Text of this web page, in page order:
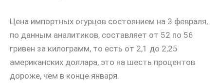
Цена импортных огурцов состоянием на 3 февраля,
по данным аналитиков, составляет от 52 по 56
гривен за килограмм, то есть от 2,1 до 2,25
американских доллара, это на шесть процентов
дороже, чем в конце января.